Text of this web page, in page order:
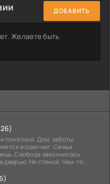
ДОБАВИТЬ
Желаете быть
понятной. Дом, заботы,
в один миг. Семья
Свобода закончилась.
дверью. Не стеной. Чем-то